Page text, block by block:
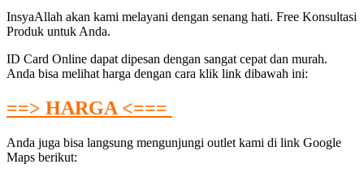
InsyaAllah akan kami melayani dengan senang hati. Free Konsultasi
Produk untuk Anda.
ID Card Online dapat dipesan dengan sangat cepat dan murah.
Anda bisa melihat harga dengan cara klik link dibawah ini:
==> HARGA <===
Anda juga bisa langsung mengunjungi outlet kami di link Google
Maps berikut: